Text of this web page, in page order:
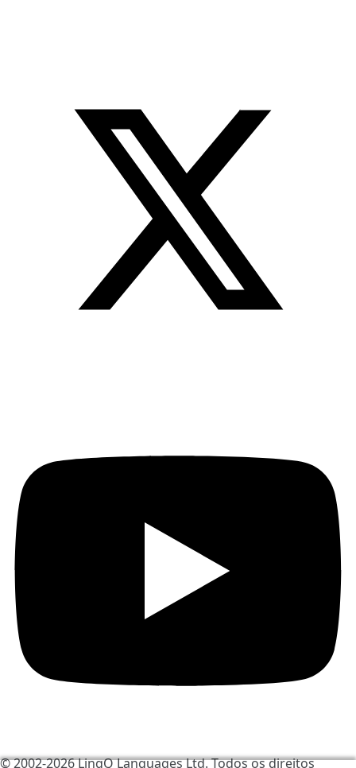
© 2002-2026LingQ Languages Ltd.Todos os direitos